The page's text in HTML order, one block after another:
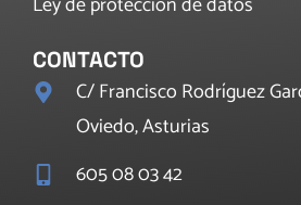
CONTACTO
C/ Francisco Rodríguez
Oviedo, Asturias
605 08 03 42